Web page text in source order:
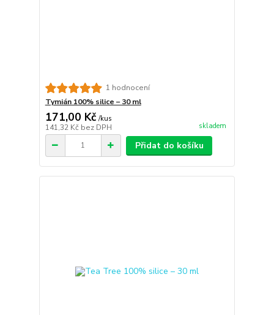
1 hodnocení
Tymián 100% silice – 30 ml
171,00 Kč /kus
141,32 Kč bez DPH skladem
Přidat do košíku